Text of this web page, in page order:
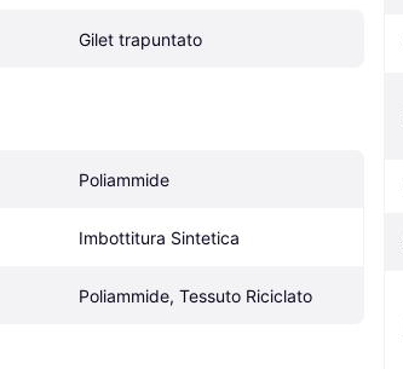
Gilet trapuntato
Poliammide
Imbottitura Sintetica
Poliammide, Tessuto Riciclato